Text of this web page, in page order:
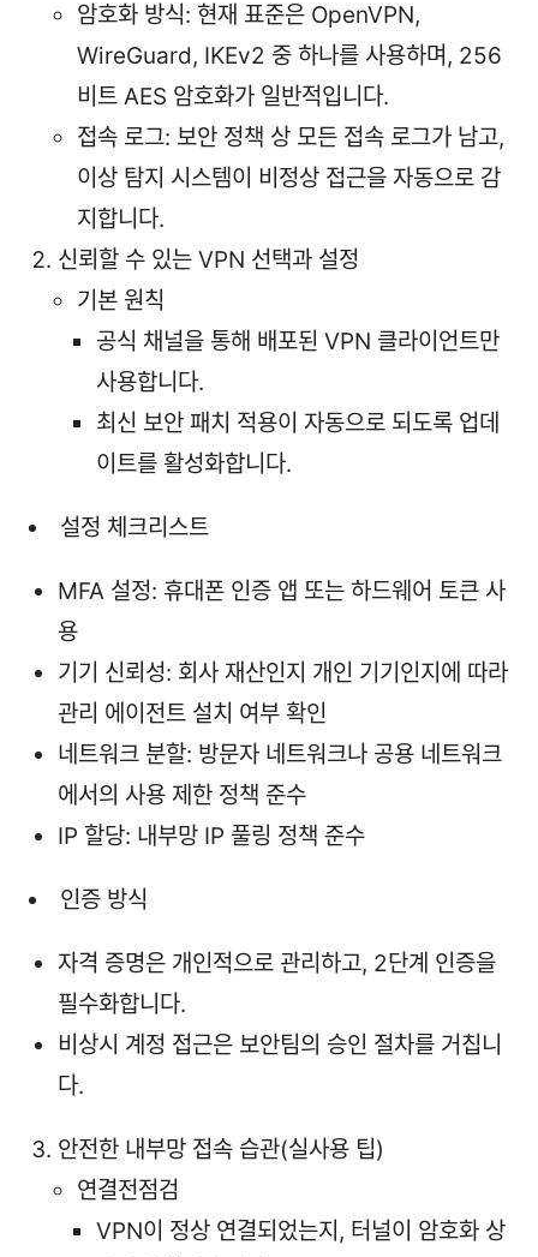
암호화 방식: 현재 표준은 OpenVPN,
WireGuard, IKEv2 중 하나를 사용하며, 256
비트 AES 암호화가 일반적입니다.
접속 로그: 보안 정책 상 모든 접속 로그가 남고,
이상 탐지 시스템이 비정상 접근을 자동으로 감
지합니다.
신뢰할 수 있는 VPN 선택과 설정
기본 원칙
공식 채널을 통해 배포된 VPN 클라이언트만
사용합니다.
최신 보안 패치 적용이 자동으로 되도록 업데
이트를 활성화합니다.
설정 체크리스트
MFA 설정: 휴대폰 인증 앱 또는 하드웨어 토큰 사
용
기기 신뢰성: 회사 재산인지 개인 기기인지에 따라
관리 에이전트 설치 여부 확인
네트워크 분할: 방문자 네트워크나 공용 네트워크
에서의 사용 제한 정책 준수
IP 할당: 내부망 IP 풀링 정책 준수
인증 방식
자격 증명은 개인적으로 관리하고, 2단계 인증을
필수화합니다.
비상시 계정 접근은 보안팀의 승인 절차를 거칩니
다.
안전한 내부망 접속 습관(실사용 팁)
연결전점검
VPN이 정상 연결되었는지, 터널이 암호화 상